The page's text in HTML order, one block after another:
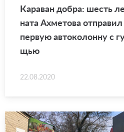
Ка­ра­ван добра: шесть
на­та Ах­ме­то­ва
первую ав­то­ко­лон­ну с
щью
22.08.2020